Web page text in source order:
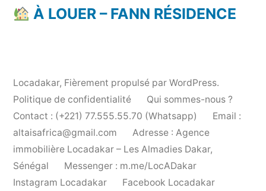
À LOUER – FANN RÉSIDENCE
Locadakar, Fièrement propulsé par WordPress.
Politique de confidentialité
Qui sommes-nous ?
Contact : (+221) 77.555.55.70 (Whatsapp)
Email :
altaisafrica@gmail.com
Adresse : Agence
immobilière Locadakar – Les Almadies Dakar,
Sénégal
Messenger : m.me/LocADakar
Instagram Locadakar
Facebook Locadakar